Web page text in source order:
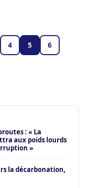
4 5 6
: « La
aux poids lourds
»
la décarbonation,